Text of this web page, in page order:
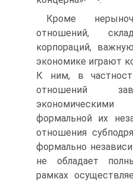
Кроме
отношений,
корпораций,
экономике играют
К ним, в
отношений
формальной их
отношения
формально
не обладает
рамках